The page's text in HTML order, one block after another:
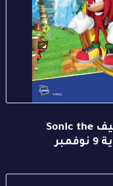
سيتي سنتر البحرين يستضيف Sonic the